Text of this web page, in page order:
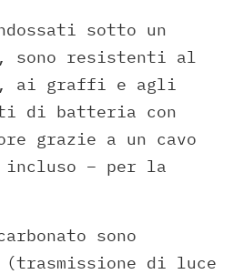
sotto un
sono resistenti al
ai graffi e agli
di batteria con
grazie a un cavo
incluso – per la
sono
di luce